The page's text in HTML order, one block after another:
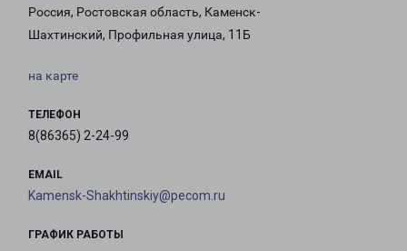
Россия, Ростовская область, Каменск-
Шахтинский, Профильная улица, 11Б
на карте
ТЕЛЕФОН
8(86365) 2-24-99
EMAIL
Kamensk-Shakhtinskiy@pecom.ru
ГРАФИК РАБОТЫ